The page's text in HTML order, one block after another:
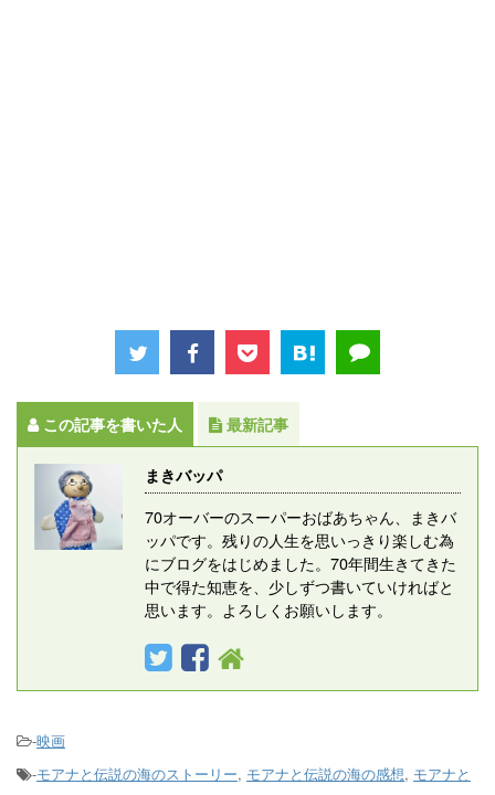
この記事を書いた人 最新記事
まきバッパ
70オーバーのスーパーおばあちゃん、まきバ
ッパです。残りの人生を思いっきり楽しむ為
にブログをはじめました。70年間生きてきた
中で得た知恵を、少しずつ書いていければと
思います。よろしくお願いします。
-映画
-モアナと伝説の海のストーリー, モアナと伝説の海の感想, モアナと